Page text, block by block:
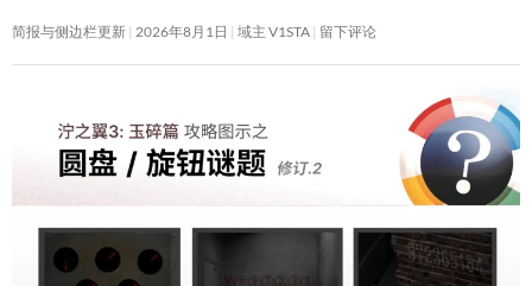
简报与侧边栏更新 2026年8月1日 域主 V1STA 留下评论